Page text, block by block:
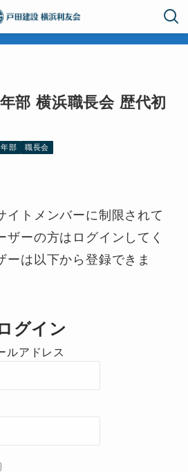
部 横浜職長会 歴代初
部 職長会
イトメンバーに制限されて
ザーの方はログインしてく
ーは以下から登録できま
グイン
ルアドレス